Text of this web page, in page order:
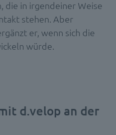
die in irgendeiner Weise
stehen. Aber
er, wenn sich die
würde.
d.velop an der